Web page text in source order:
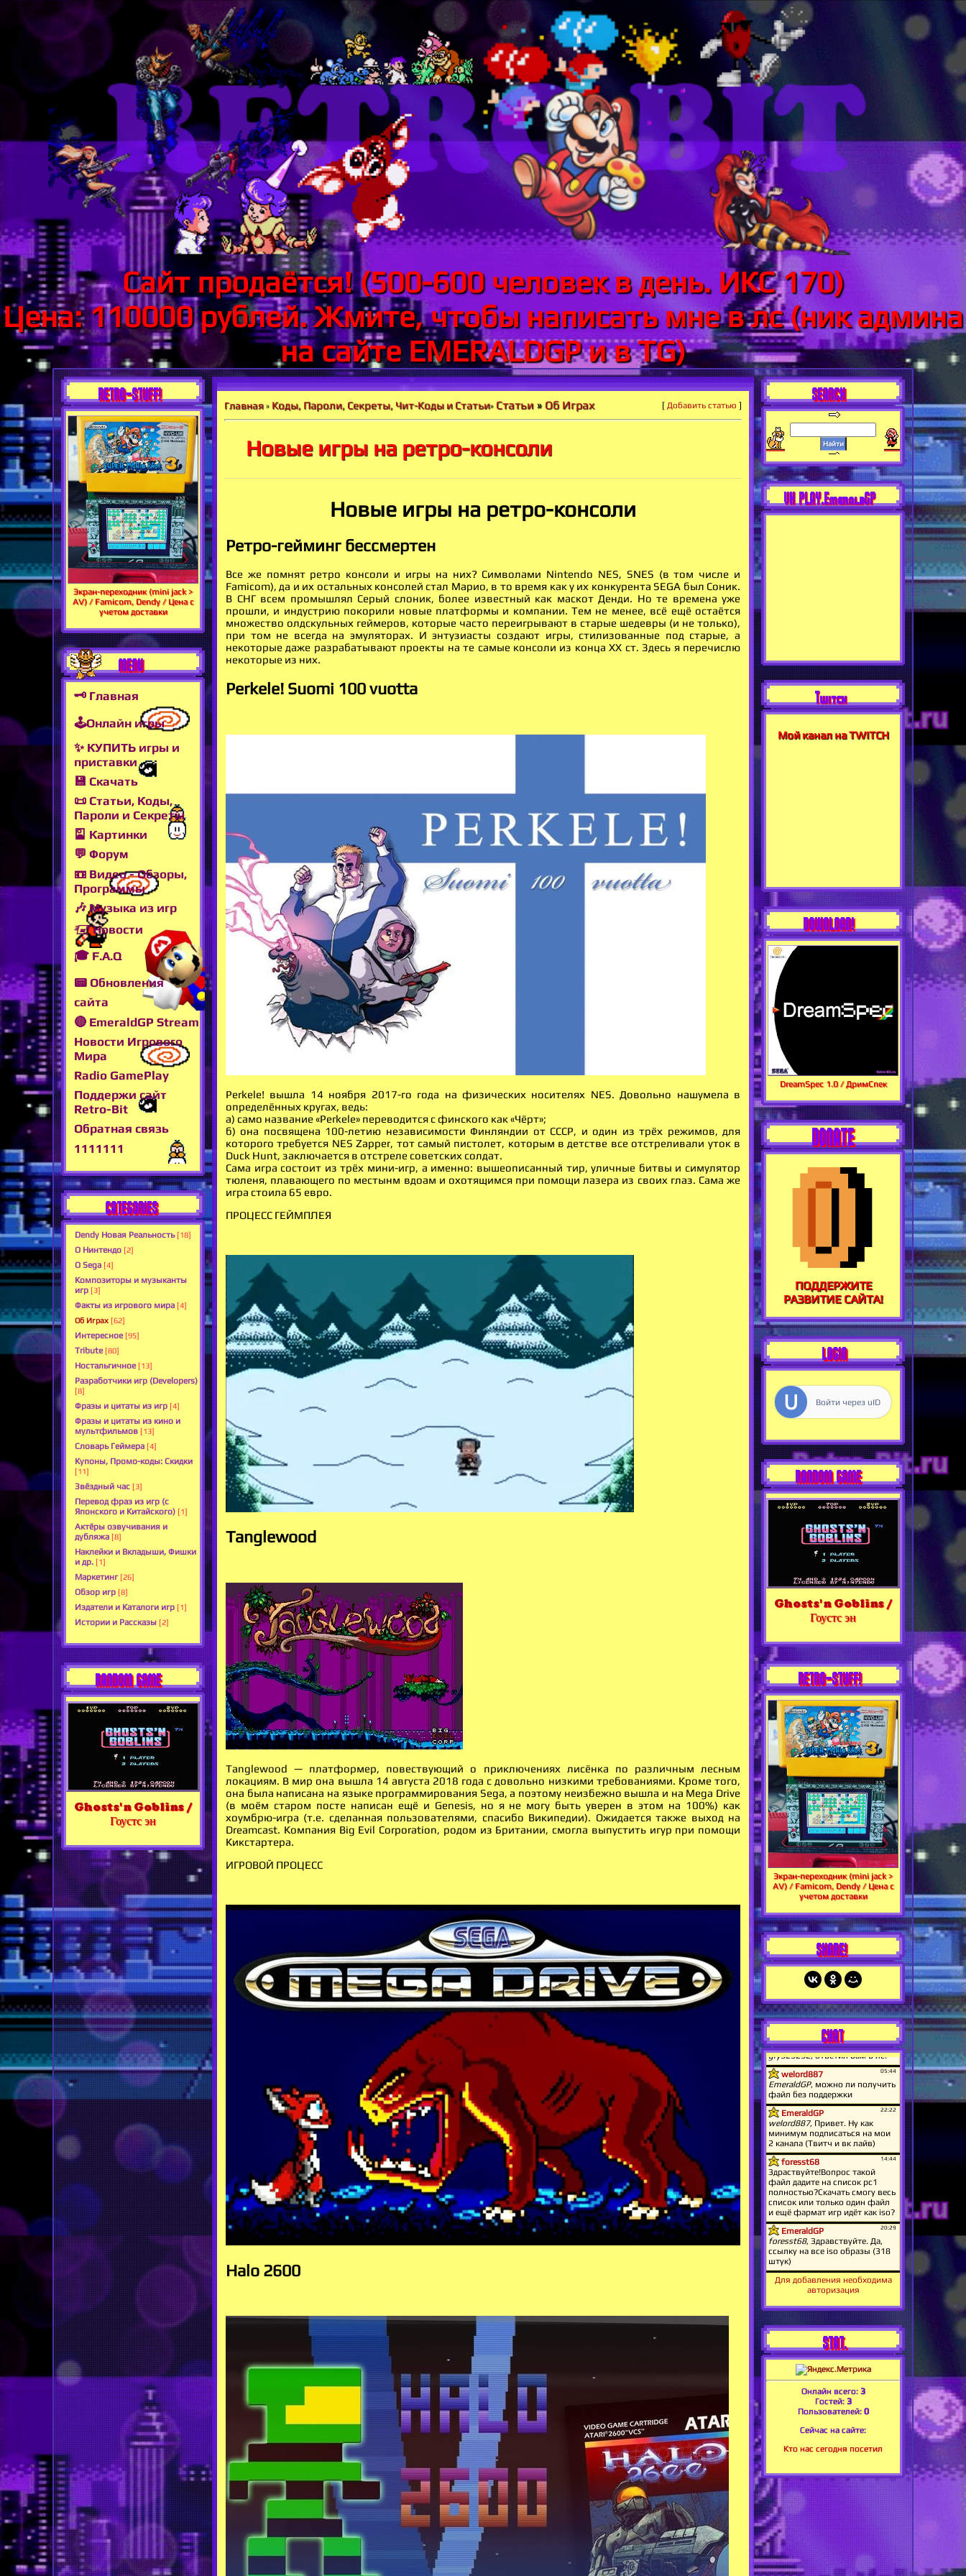
Сайт продаётся! (500-600 человек в день. ИКС 170)
Цена: 110000 рублей. Жмите, чтобы написать мне в лс (ник админа
на сайте EMERALDGP и в TG)
RETRO-STUFF!
Экран-переходник (mini jack >
AV) / Famicom, Dendy / Цена с
учетом доставки
MENU
🗝 Главная
🕹Онлайн игры
✨ КУПИТЬ игры и
приставки
💾 Скачать
📜 Статьи, Коды,
Пароли и Секреты
🎴 Картинки
💬 Форум
📼 Видео - Обзоры,
Программы
🎶 Музыка из игр
🖅 Новости
🎓 F.A.Q
📟 Обновления
сайта
🔴 EmeraldGP Stream
Новости Игрового
Мира
Radio GamePlay
Поддержи сайт
Retro-Bit
Обратная связь
1111111
CATEGORIES
Dendy Новая Реальность [18]
О Нинтендо [2]
О Sega [4]
Композиторы и музыканты
игр [3]
Факты из игрового мира [4]
Об Играх [62]
Интересное [95]
Tribute [80]
Ностальгичное [13]
Разработчики игр (Developers)
[8]
Фразы и цитаты из игр [4]
Фразы и цитаты из кино и
мультфильмов [13]
Словарь Геймера [4]
Купоны, Промо-коды: Скидки
[11]
Звёздный час [3]
Перевод фраз из игр (с
Японского и Китайского) [1]
Актёры озвучивания и
дубляжа [8]
Наклейки и Вкладыши, Фишки
и др. [1]
Маркетинг [26]
Обзор игр [8]
Издатели и Каталоги игр [1]
Истории и Рассказы [2]
RANDOM GAME
Ghosts'n Goblins /
Гоустс эн
Главная » Коды, Пароли, Секреты, Чит-Коды и Статьи» Статьи » Об Играх [ Добавить статью ]
Новые игры на ретро-консоли
Новые игры на ретро-консоли
Ретро-гейминг бессмертен
Все же помнят ретро консоли и игры на них? Символами Nintendo NES, SNES (в том числе и
Famicom), да и их остальных консолей стал Марио, в то время как у их конкурента SEGA был Соник.
В СНГ всем промышлял Серый слоник, более известный как маскот Денди. Но те времена уже
прошли, и индустрию покорили новые платформы и компании. Тем не менее, всё ещё остаётся
множество олдскульных геймеров, которые часто переигрывают в старые шедевры (и не только),
при том не всегда на эмуляторах. И энтузиасты создают игры, стилизованные под старые, а
некоторые даже разрабатывают проекты на те самые консоли из конца XX ст. Здесь я перечислю
некоторые из них.
Perkele! Suomi 100 vuotta
Perkele! вышла 14 ноября 2017-го года на физических носителях NES. Довольно нашумела в
определённых кругах, ведь:
а) само название «Perkele» переводится с финского как «Чёрт»;
б) она посвящена 100-летию независимости Финляндии от СССР, и один из трёх режимов, для
которого требуется NES Zapper, тот самый пистолет, которым в детстве все отстреливали уток в
Duck Hunt, заключается в отстреле советских солдат.
Сама игра состоит из трёх мини-игр, а именно: вышеописанный тир, уличные битвы и симулятор
тюленя, плавающего по местынм вдоам и охотящимся при помощи лазера из своих глаз. Сама же
игра стоила 65 евро.
ПРОЦЕСС ГЕЙМПЛЕЯ
Tanglewood
Tanglewood — платформер, повествующий о приключениях лисёнка по различным лесным
локациям. В мир она вышла 14 августа 2018 года с довольно низкими требованиями. Кроме того,
она была написана на языке программирования Sega, а поэтому неизбежно вышла и на Mega Drive
(в моём старом посте написан ещё и Genesis, но я не могу быть уверен в этом на 100%) как
хоумбрю-игра (т.е. сделанная пользователями, спасибо Википедии). Ожидается также выход на
Dreamcast. Компания Big Evil Corporation, родом из Британии, смогла выпустить игур при помощи
Кикстартера.
ИГРОВОЙ ПРОЦЕСС
Halo 2600
SEARCH
VK PLAY.EmeraldGP
Twitch
Мой канал на TWITCH
DOWNLOAD!
DreamSpec 1.0 / ДримСпек
DONATE
ПОДДЕРЖИТЕ
РАЗВИТИЕ САЙТА!
LOGIN
Войти через uID
RANDOM GAME
Ghosts'n Goblins /
Гоустс эн
RETRO-STUFF!
Экран-переходник (mini jack >
AV) / Famicom, Dendy / Цена с
учетом доставки
SHARE!
CHAT
Для добавления необходима
авторизация
STAT.
Онлайн всего: 3
Гостей: 3
Пользователей: 0
Сейчас на сайте:
Кто нас сегодня посетил